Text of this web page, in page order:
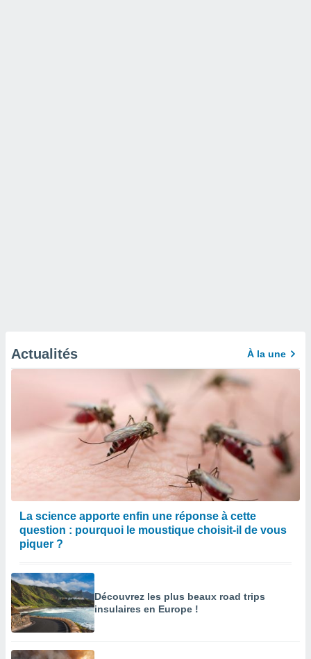
Actualités À la une
La science apporte enfin une réponse à cette
question : pourquoi le moustique choisit-il de vous
piquer ?
Découvrez les plus beaux road trips
insulaires en Europe !